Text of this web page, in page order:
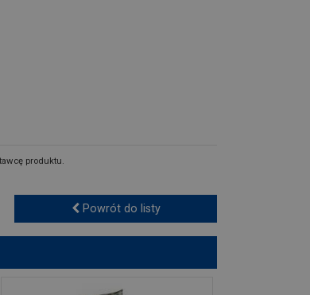
produktu.
Powrót do listy